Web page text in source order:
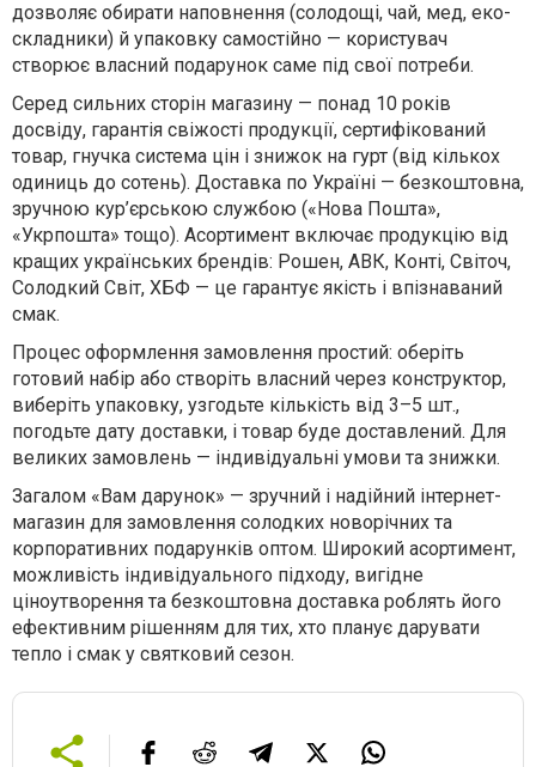
дозволяє обирати наповнення (солодощі, чай, мед, еко-
складники) й упаковку самостійно — користувач
створює власний подарунок саме під свої потреби.
Серед сильних сторін магазину — понад 10 років
досвіду, гарантія свіжості продукції, сертифікований
товар, гнучка система цін і знижок на гурт (від кількох
одиниць до сотень). Доставка по Україні — безкоштовна,
зручною кур’єрською службою («Нова Пошта»,
«Укрпошта» тощо). Асортимент включає продукцію від
кращих українських брендів: Рошен, АВК, Конті, Світоч,
Солодкий Світ, ХБФ — це гарантує якість і впізнаваний
смак.
Процес оформлення замовлення простий: оберіть
готовий набір або створіть власний через конструктор,
виберіть упаковку, узгодьте кількість від 3–5 шт.,
погодьте дату доставки, і товар буде доставлений. Для
великих замовлень — індивідуальні умови та знижки.
Загалом «Вам дарунок» — зручний і надійний інтернет-
магазин для замовлення солодких новорічних та
корпоративних подарунків оптом. Широкий асортимент,
можливість індивідуального підходу, вигідне
ціноутворення та безкоштовна доставка роблять його
ефективним рішенням для тих, хто планує дарувати
тепло і смак у святковий сезон.